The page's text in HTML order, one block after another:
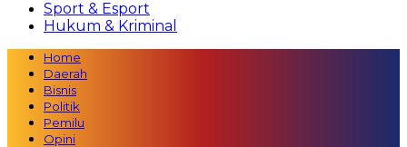
Sport & Esport
Hukum & Kriminal
Home
Daerah
Bisnis
Politik
Pemilu
Opini